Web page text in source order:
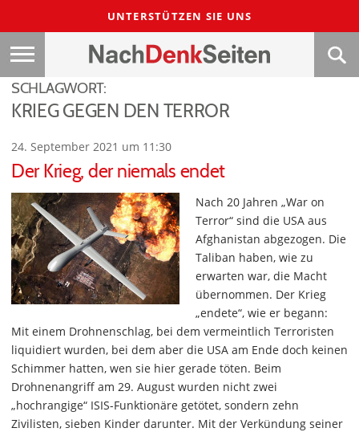
UNTERSTÜTZEN SIE UNS
SCHLAGWORT:
KRIEG GEGEN DEN TERROR
24. September 2021 um 11:30
Der Krieg, der niemals endet
Nach 20 Jahren „War on
Terror“ sind die USA aus
Afghanistan abgezogen. Die
Taliban haben, wie zu
erwarten war, die Macht
übernommen. Der Krieg
„endete“, wie er begann:
Mit einem Drohnenschlag, bei dem vermeintlich Terroristen
liquidiert wurden, bei dem aber die USA am Ende doch keinen
Schimmer hatten, wen sie hier gerade töten. Beim
Drohnenangriff am 29. August wurden nicht zwei
„hochrangige“ ISIS-Funktionäre getötet, sondern zehn
Zivilisten, sieben Kinder darunter. Mit der Verkündung seiner